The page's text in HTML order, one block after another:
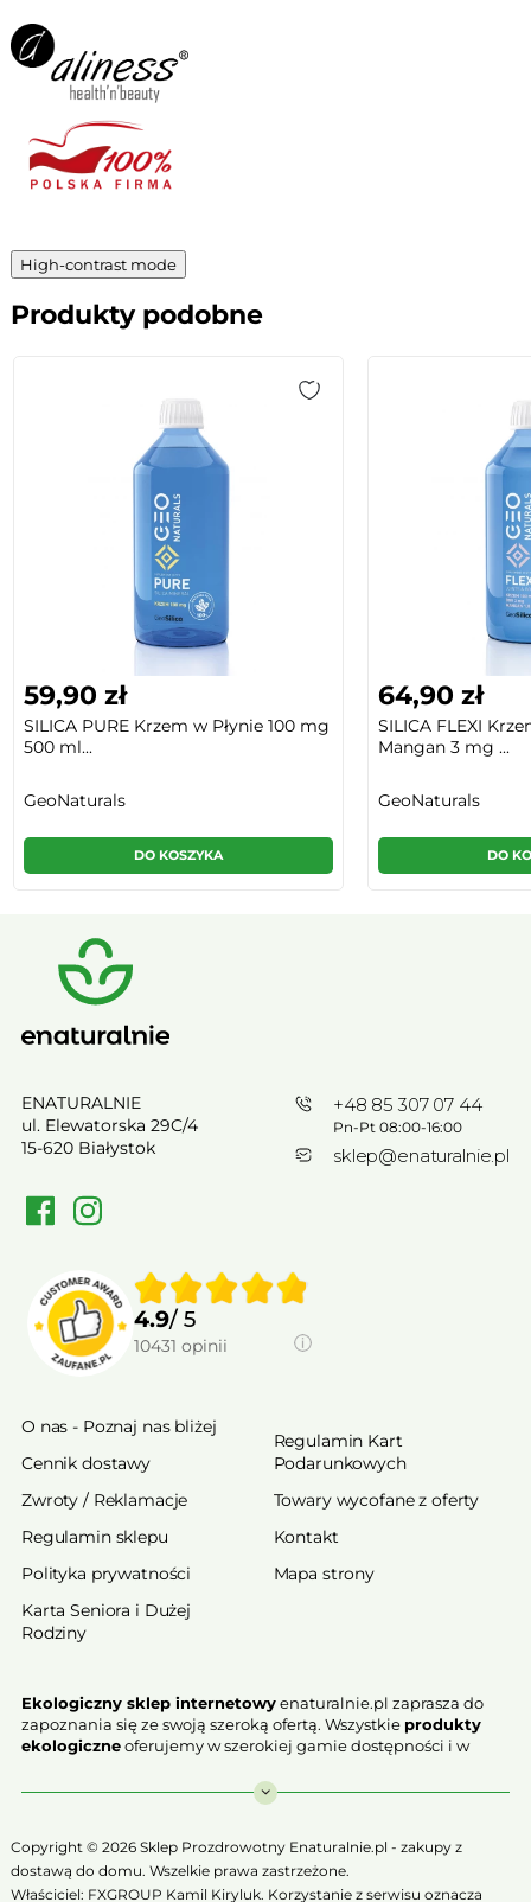
High-contrast mode
Produkty podobne
59,90 zł
SILICA PURE Krzem w Płynie 100 mg
500 ml...
GeoNaturals
DO KOSZYKA
64,90 zł
SILICA FLEXI
Mangan 3 mg ...
GeoNaturals
DO
ENATURALNIE
ul. Elewatorska 29C/4
15-620 Białystok
+48 85 307 07 44
Pn-Pt 08:00-16:00
sklep@enaturalnie.pl
4.9/ 5
10431 opinii
O nas - Poznaj nas bliżej
Cennik dostawy
Zwroty / Reklamacje
Regulamin sklepu
Polityka prywatności
Karta Seniora i Dużej
Rodziny
Regulamin Kart
Podarunkowych
Towary wycofane z oferty
Kontakt
Mapa strony
Ekologiczny sklep internetowyenaturalnie.pl zaprasza do
zapoznania się ze swoją szeroką ofertą. Wszystkie produkty
ekologiczneoferujemy w szerokiej gamie dostępności i w
ekologiczne charakteryzują się najwyższą jakością.
Państwu prezentujemy stawia na jakość i bezpieczeństwo
odżywiania. Jeśli chcesz zadbać o swoją zdrową przyszłość już
teraz, niezbędna jest Ci zdrowa żywność.
Copyright © 2026 Sklep Prozdrowotny Enaturalnie.pl - zakupy z
dostawą do domu. Wszelkie prawa zastrzeżone.
Właściciel: FXGROUP Kamil Kiryluk. Korzystanie z serwisu oznacza